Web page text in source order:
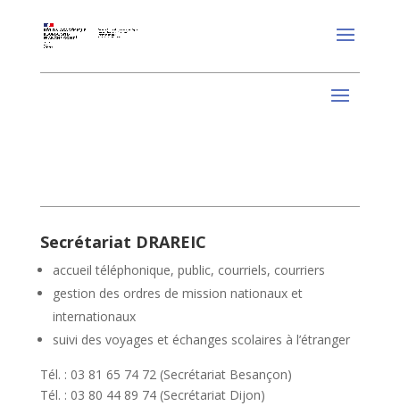
Secrétariat DRAREIC
accueil téléphonique, public, courriels, courriers
gestion des ordres de mission nationaux et
internationaux
suivi des voyages et échanges scolaires à l’étranger
Tél. : 03 81 65 74 72 (Secrétariat Besançon)
Tél. : 03 80 44 89 74 (Secrétariat Dijon)